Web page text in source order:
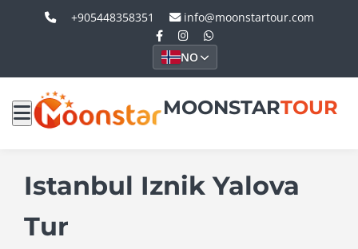
+905448358351 info@moonstartour.com
NO
MOONSTARTOUR
Istanbul Iznik Yalova
Tur